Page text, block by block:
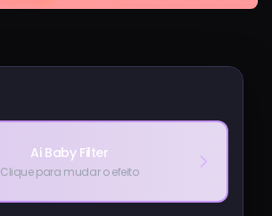
Ai Baby Filter
Clique para mudar o efeito